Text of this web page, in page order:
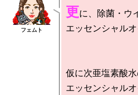
更に、除菌・ウ
エッセンシャル
仮に次亜塩素酸